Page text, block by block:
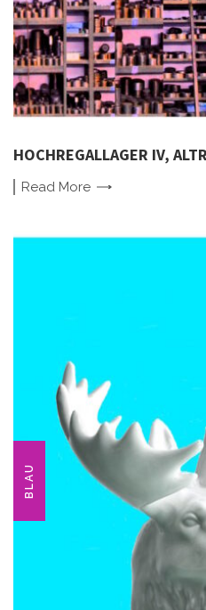
HOCHREGALLAGER IV,
Read More
BLAU